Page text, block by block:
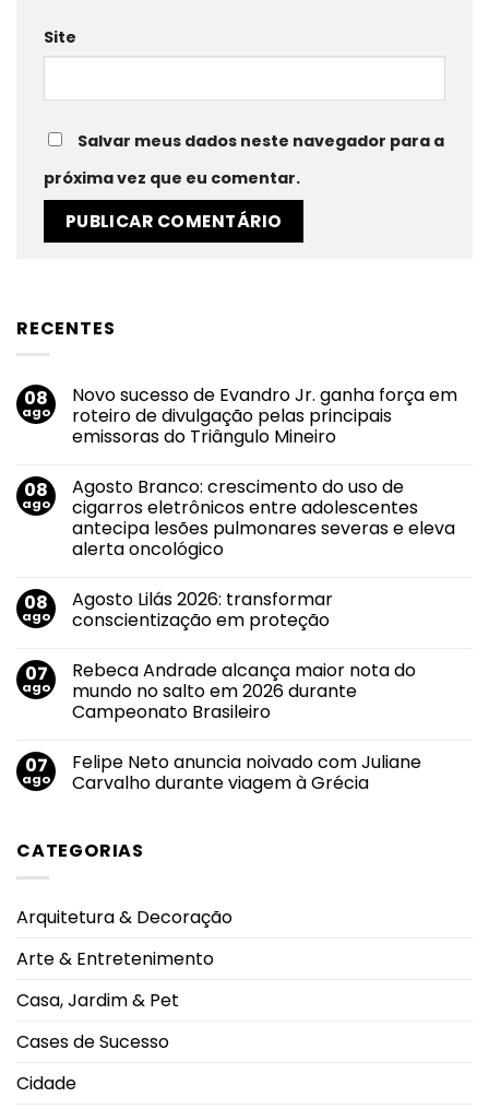
Site
Salvar meus dados neste navegador para a
próxima vez que eu comentar.
RECENTES
08
ago
Novo sucesso de Evandro Jr. ganha força em
roteiro de divulgação pelas principais
emissoras do Triângulo Mineiro
em
Novo
sucesso
de
Evandro
Jr.
em
roteiro
de
principais
emissoras
do
Triângulo
08
ago
Agosto Branco: crescimento do uso de
cigarros eletrônicos entre adolescentes
antecipa lesões pulmonares severas e eleva
alerta oncológico
em
Agosto
Branco:
uso
de
cigarros
eletrônicos
antecipa
lesões
pulmonares
alerta
oncológico
08
ago
Agosto Lilás 2026: transformar
conscientização em proteção
em
Agosto
Lilás
2026:
transformar
em
proteção
07
ago
Rebeca Andrade alcança maior nota do
mundo no salto em 2026 durante
Campeonato Brasileiro
em
Rebeca
Andrade
do
mundo
2026
Brasileiro
07
ago
Felipe Neto anuncia noivado com Juliane
Carvalho durante viagem à Grécia
Felipe
Neto
Juliane
viagem
Grécia
CATEGORIAS
Arquitetura & Decoração
Arte & Entretenimento
Casa, Jardim & Pet
Cases de Sucesso
Cidade